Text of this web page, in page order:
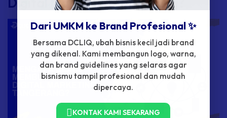
Dari UMKM ke Brand Profesional ✨
Bersama DCLIQ, ubah bisnis kecil jadi brand
yang dikenal. Kami membangun logo, warna,
dan brand guidelines yang selaras agar
bisnismu tampil profesional dan mudah
dipercaya.
KONTAK KAMI SEKARANG